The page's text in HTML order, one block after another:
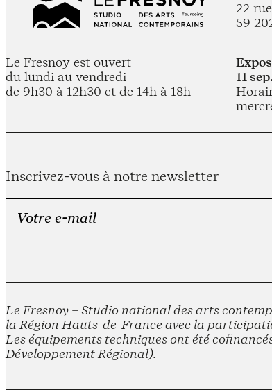
22
59
Le Fresnoy est ouvert
du lundi au vendredi
de 9h30 à 12h30 et de 14h à 18h
11
Inscrivez-vous à notre newsletter
Le Fresnoy – Studio national des arts
la Région Hauts-de-France avec la
Les équipements techniques ont été
Développement Régional).